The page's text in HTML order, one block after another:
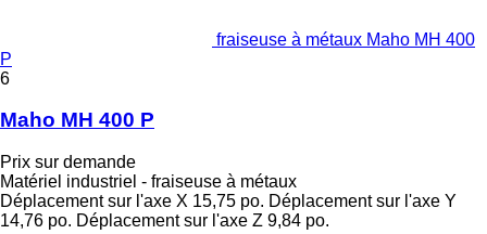
fraiseuse à métaux Maho MH 400
P
6
Maho MH 400 P
Prix sur demande
Matériel industriel - fraiseuse à métaux
Déplacement sur l'axe X 15,75 po. Déplacement sur l'axe Y
14,76 po. Déplacement sur l'axe Z 9,84 po.